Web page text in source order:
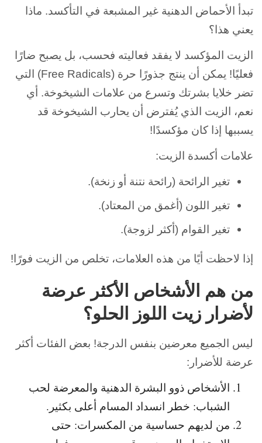
تبدأ الأحماض الدهنية غير المشبعة في التأكسد. ماذا
يعني هذا؟
الزيت المؤكسد لا يفقد فعاليته فحسب، بل يصبح ضارًا
فعليًا! يمكن أن ينتج جذورًا حرة (Free Radicals) التي
تضر خلايا بشرتك وتسرع من علامات الشيخوخة. أي
نعم، الزيت الذي يُفترض أن يحارب الشيخوخة قد
يسببها إذا كان مؤكسدًا!
علامات أكسدة الزيت:
تغير الرائحة (رائحة نتنة أو زنخة).
تغير اللون (أغمق من المعتاد).
تغير القوام (أكثر لزوجة).
إذا لاحظت أيًا من هذه العلامات، تخلص من الزيت فورًا!
من هم الأشخاص الأكثر عرضة
لأضرار زيت اللوز الحلو؟
ليس الجميع معرضين بنفس الدرجة! بعض الفئات أكثر
عرضة للأضرار:
الأشخاص ذوو البشرة الدهنية والمعرضة لحب
الشباب: خطر انسداد المسام أعلى بكثير.
من لديهم حساسية من المكسرات: حتى